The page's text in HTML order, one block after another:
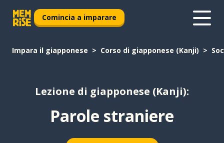
Comincia a imparare
Impara il giapponese Corso di giapponese (Kanji)
Lezione di giapponese (Kanji):
Parole straniere